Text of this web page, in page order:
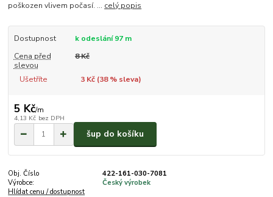
poškozen vlivem počasí. ... celý popis
Dostupnost
k odeslání 97 m
Cena před
slevou
8 Kč
Ušetříte 3 Kč (38% sleva)
5 Kč/m
4,13 Kč bez DPH
šup do košíku
Obj. Číslo
422-161-030-7081
Výrobce:
Český výrobek
Hlídat cenu / dostupnost